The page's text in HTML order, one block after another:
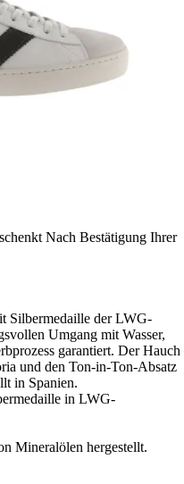
Nach Bestätigung Ihrer
Silbermedaille der LWG-
Umgang mit Wasser,
garantiert. Der Hauch
und den Ton-in-Ton-Absatz
in Spanien.
in LWG-
Mineralölen hergestellt.